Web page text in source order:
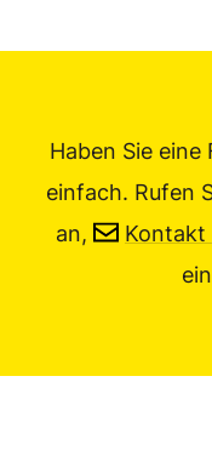
Haben Sie eine
einfach. Rufen
an,
Kontakt
ein